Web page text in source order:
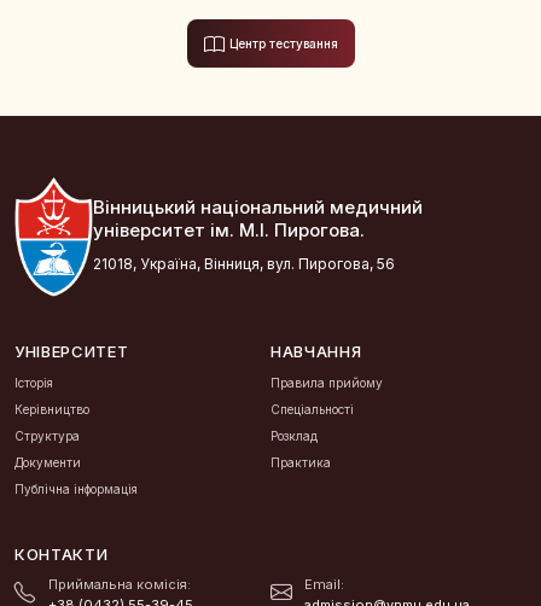
Центр тестування
Вінницький національний медичний
університет ім. М.І. Пирогова.
21018, Україна, Вінниця, вул. Пирогова, 56
УНІВЕРСИТЕТ
Історія
Керівництво
Структура
Документи
Публічна інформація
НАВЧАННЯ
Правила прийому
Спеціальності
Розклад
Практика
КОНТАКТИ
Приймальна комісія:
Email: